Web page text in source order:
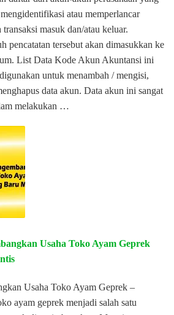
atau memperlancar
transaksi masuk dan/atau keluar.
pencatatan tersebut akan dimasukkan ke
List Data Kode Akun Akuntansi ini
untuk menambah / mengisi,
data akun. Data akun ini sangat
melakukan …
Usaha Toko Ayam Geprek
Usaha Toko Ayam Geprek –
ayam geprek menjadi salah satu